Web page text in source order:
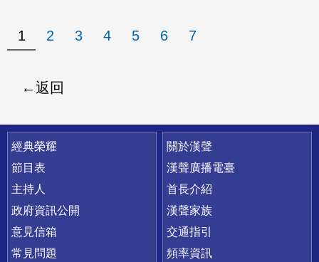
1 2 3 4 5 6 7
返回
快速連結
經典榮耀
節目表
主持人
政府資訊公開
意見信箱
常見問題
關於漢聲
漢聲廣播電臺
首長介紹
漢聲家族
交通指引
頻率資訊